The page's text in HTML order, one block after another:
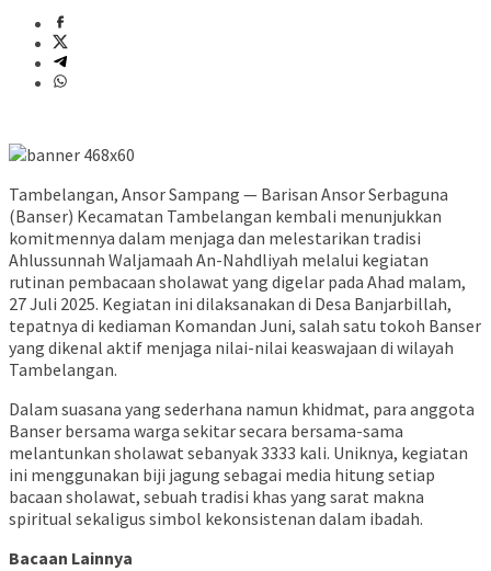
Tambelangan, Ansor Sampang — Barisan Ansor Serbaguna
(Banser) Kecamatan Tambelangan kembali menunjukkan
komitmennya dalam menjaga dan melestarikan tradisi
Ahlussunnah Waljamaah An-Nahdliyah melalui kegiatan
rutinan pembacaan sholawat yang digelar pada Ahad malam,
27 Juli 2025. Kegiatan ini dilaksanakan di Desa Banjarbillah,
tepatnya di kediaman Komandan Juni, salah satu tokoh Banser
yang dikenal aktif menjaga nilai-nilai keaswajaan di wilayah
Tambelangan.
Dalam suasana yang sederhana namun khidmat, para anggota
Banser bersama warga sekitar secara bersama-sama
melantunkan sholawat sebanyak 3333 kali. Uniknya, kegiatan
ini menggunakan biji jagung sebagai media hitung setiap
bacaan sholawat, sebuah tradisi khas yang sarat makna
spiritual sekaligus simbol kekonsistenan dalam ibadah.
Bacaan Lainnya